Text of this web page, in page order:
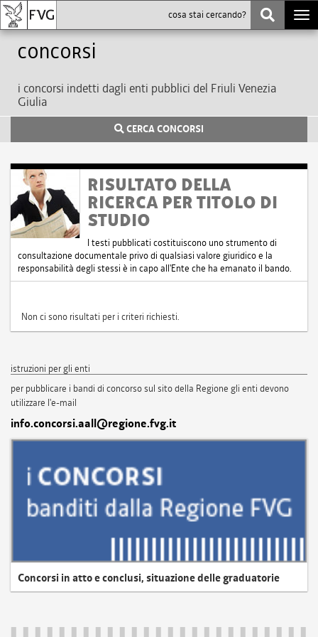
Concorsi
i concorsi indetti dagli enti pubblici del Friuli Venezia
Giulia
CERCA CONCORSI
RISULTATO DELLA
RICERCA PER TITOLO DI
STUDIO
I testi pubblicati costituiscono uno strumento di
consultazione documentale privo di qualsiasi valore giuridico e la
responsabilità degli stessi è in capo all'Ente che ha emanato il bando.
Non ci sono risultati per i criteri richiesti.
istruzioni per gli enti
per pubblicare i bandi di concorso sul sito della Regione gli enti devono
utilizzare l'e-mail
info.concorsi.aall@regione.fvg.it
Concorsi in atto e conclusi, situazione delle graduatorie